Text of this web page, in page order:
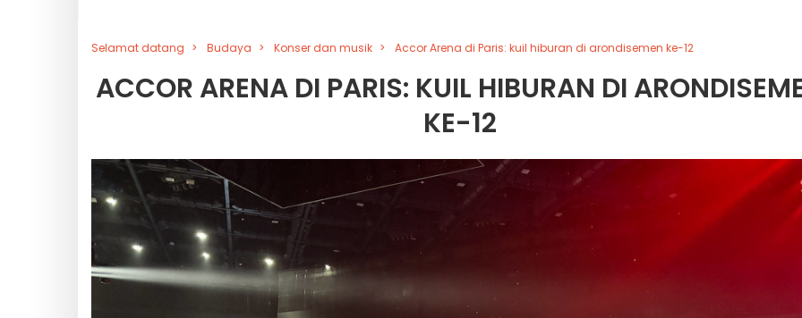
Selamat datang Budaya Konser dan musik Accor Arena di Paris: kuil hiburan di arondisemen ke-12
ACCOR ARENA DI PARIS: KUIL HIBURAN DI
KE-12